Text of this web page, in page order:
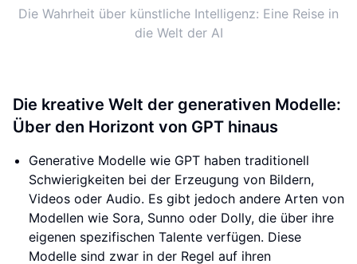
Die Wahrheit über künstliche Intelligenz: Eine Reise in
die Welt der AI
Die kreative Welt der generativen Modelle:
Über den Horizont von GPT hinaus
Generative Modelle wie GPT haben traditionell
Schwierigkeiten bei der Erzeugung von Bildern,
Videos oder Audio. Es gibt jedoch andere Arten von
Modellen wie Sora, Sunno oder Dolly, die über ihre
eigenen spezifischen Talente verfügen. Diese
Modelle sind zwar in der Regel auf ihren